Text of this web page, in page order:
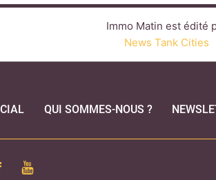
Immo Matin est édité
News Tank Cities
QUI SOMMES-NOUS ?
YOUTUBE